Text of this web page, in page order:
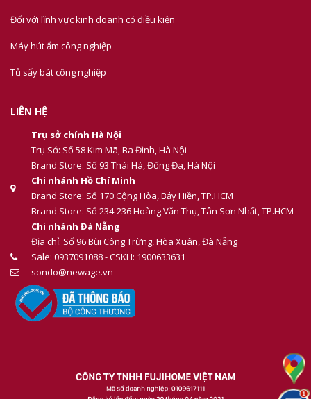
Đối với lĩnh vực kinh doanh có điều kiện
Máy hút ẩm công nghiệp
Tủ sấy bát công nghiệp
LIÊN HỆ
Trụ sở chính Hà Nội
Trụ Sở: Số 58 Kim Mã, Ba Đình, Hà Nội
Brand Store: Số 93 Thái Hà, Đống Đa, Hà Nội
Chi nhánh Hồ Chí Minh
Brand Store: Số 170 Cộng Hòa, Bảy Hiền, TP.HCM
Brand Store: Số 234-236 Hoàng Văn Thụ, Tân Sơn Nhất, TP.HCM
Chi nhánh Đà Nẵng
Địa chỉ: Số 96 Bùi Công Trừng, Hòa Xuân, Đà Nẵng
Sale: 0937091088 - CSKH: 1900633631
sondo@newage.vn